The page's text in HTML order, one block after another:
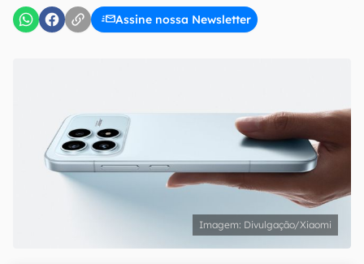
Assine nossa Newsletter
inscreva-se
Divulgação/Xiaomi